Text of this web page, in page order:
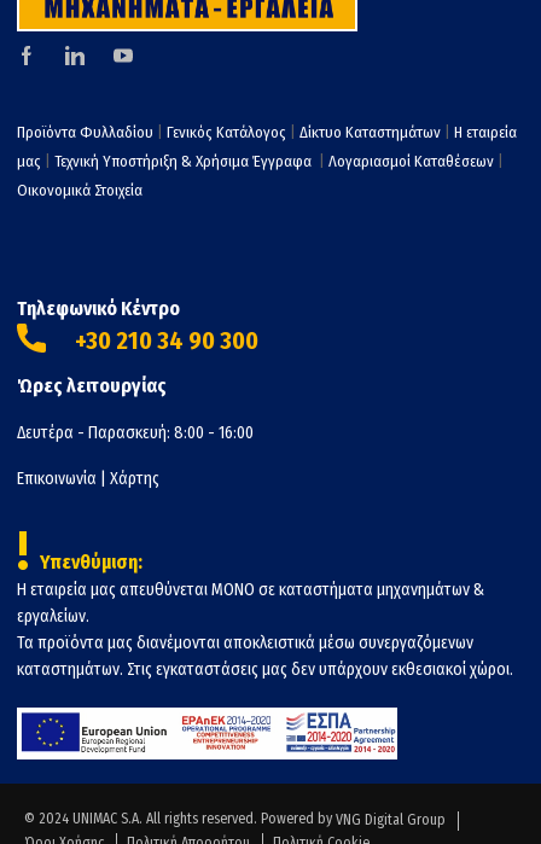
Προϊόντα Φυλλαδίου Γενικός Κατάλογος Δίκτυο Καταστημάτων
Η εταιρεία
μας
Τεχνική Υποστήριξη & Χρήσιμα Έγγραφα Λογαριασμοί Καταθέσεων
Οικονομικά Στοιχεία
Τηλεφωνικό Κέντρο
+30 210 34 90 300
Ώρες λειτουργίας
Δευτέρα - Παρασκευή: 8:00 - 16:00
Επικοινωνία Χάρτης
! Υπενθύμιση:
Η εταιρεία μας απευθύνεται ΜΟΝΟ σε καταστήματα μηχανημάτων &
εργαλείων.
Τα προϊόντα μας διανέμονται αποκλειστικά μέσω συνεργαζόμενων
καταστημάτων. Στις εγκαταστάσεις μας δεν υπάρχουν εκθεσιακοί χώροι.
© 2024 UNIMAC S.A. All rights reserved. Powered by VNG Digital Group